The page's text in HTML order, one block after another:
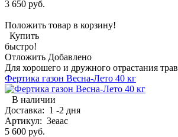
3 650 руб.
Положить товар в корзину!
Купить
быстро!
Отложить Добавлено
Для хорошего и дружного отрастания трав
Фертика газон Весна-Лето 40 кг
В наличии
Доставка: 1 -2 дня
Артикул: 3eaac
5 600 руб.